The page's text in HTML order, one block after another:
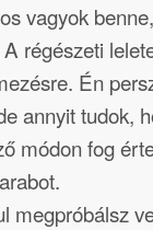
vagyok
régészeti
Én
annyit tudok,
módon fog
megpróbálsz